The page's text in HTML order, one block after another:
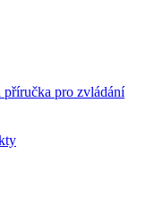
pro zvládání